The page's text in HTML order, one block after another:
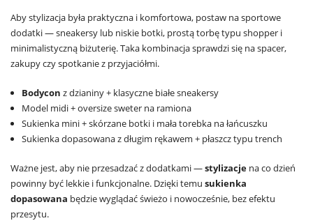
Aby stylizacja była praktyczna i komfortowa, postaw na sportowe
dodatki — sneakersy lub niskie botki, prostą torbę typu shopper i
minimalistyczną biżuterię. Taka kombinacja sprawdzi się na spacer,
zakupy czy spotkanie z przyjaciółmi.
Bodycon z dzianiny + klasyczne białe sneakersy
Model midi + oversize sweter na ramiona
Sukienka mini + skórzane botki i mała torebka na łańcuszku
Sukienka dopasowana z długim rękawem + płaszcz typu trench
Ważne jest, aby nie przesadzać z dodatkami —stylizacje na co dzień
powinny być lekkie i funkcjonalne. Dzięki temu sukienka
dopasowana będzie wyglądać świeżo i nowocześnie, bez efektu
przesytu.